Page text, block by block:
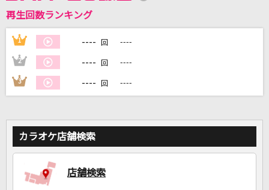
再生回数ランキング
1 ---- 回 ----
2 ---- 回 ----
3 ---- 回 ----
カラオケ店舗検索
店舗検索